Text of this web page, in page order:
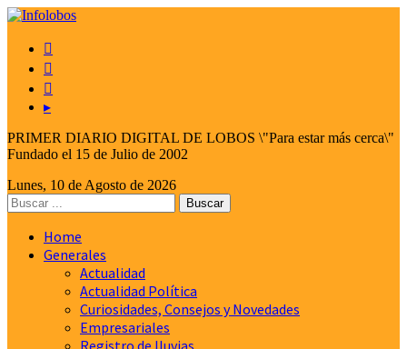



▸
PRIMER DIARIO DIGITAL DE LOBOS \"Para estar más cerca\"
Fundado el 15 de Julio de 2002
Lunes, 10 de Agosto de 2026
Home
Generales
Actualidad
Actualidad Política
Curiosidades, Consejos y Novedades
Empresariales
Registro de lluvias